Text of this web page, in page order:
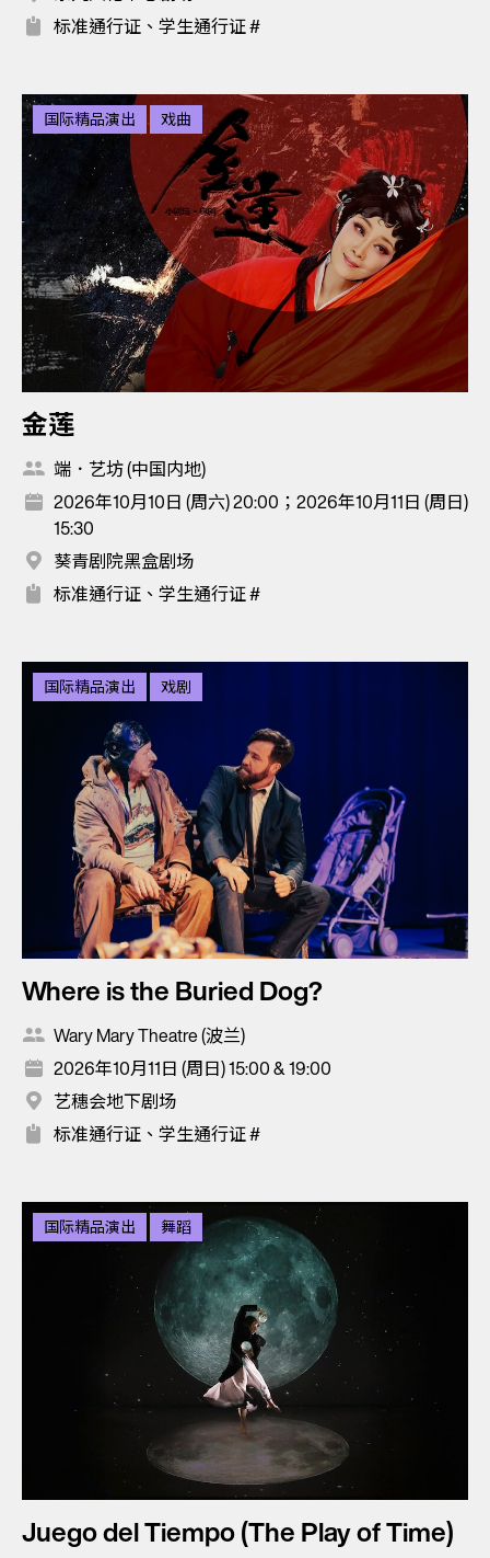
标准通行证、学生通行证 #
国际精品演出 戏曲
金莲
端．艺坊 (中国内地)
2026年10月10日 (周六) 20:00；2026年10月11日 (周日)
15:30
葵青剧院黑盒剧场
标准通行证、学生通行证 #
国际精品演出 戏剧
Where is the Buried Dog?
Wary Mary Theatre (波兰)
2026年10月11日 (周日) 15:00 & 19:00
艺穗会地下剧场
标准通行证、学生通行证 #
国际精品演出 舞蹈
Juego del Tiempo (The Play of Time)